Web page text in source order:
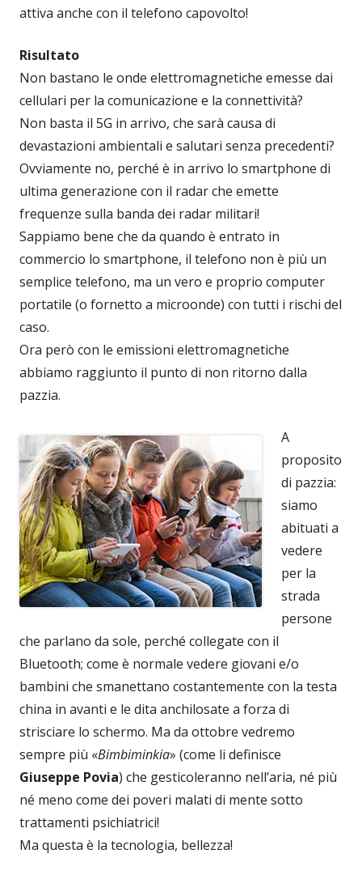
attiva anche con il telefono capovolto!
Risultato
Non bastano le onde elettromagnetiche emesse dai
cellulari per la comunicazione e la connettività?
Non basta il 5G in arrivo, che sarà causa di
devastazioni ambientali e salutari senza precedenti?
Ovviamente no, perché è in arrivo lo smartphone di
ultima generazione con il radar che emette
frequenze sulla banda dei radar militari!
Sappiamo bene che da quando è entrato in
commercio lo smartphone, il telefono non è più un
semplice telefono, ma un vero e proprio computer
portatile (o fornetto a microonde) con tutti i rischi del
caso.
Ora però con le emissioni elettromagnetiche
abbiamo raggiunto il punto di non ritorno dalla
pazzia.
A
proposito
di pazzia:
siamo
abituati a
vedere
per la
strada
persone
che parlano da sole, perché collegate con il
Bluetooth; come è normale vedere giovani e/o
bambini che smanettano costantemente con la testa
china in avanti e le dita anchilosate a forza di
strisciare lo schermo. Ma da ottobre vedremo
sempre più «Bimbiminkia» (come li definisce
Giuseppe Povia) che gesticoleranno nell’aria, né più
né meno come dei poveri malati di mente sotto
trattamenti psichiatrici!
Ma questa è la tecnologia, bellezza!